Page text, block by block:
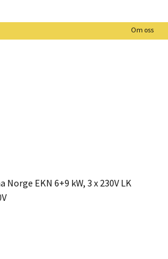
Om oss
EKN 6+9 kW, 3 x 230V LK